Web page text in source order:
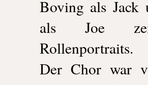
Boving als Jack
als Joe
Rollenportraits.
Der Chor war